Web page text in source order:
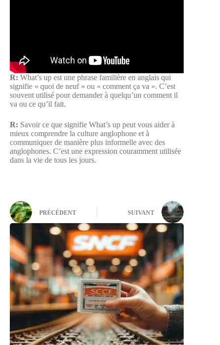
R: What’s up est une phrase familière en anglais qui
signifie « quoi de neuf » ou « comment ça va ». C’est
souvent utilisé pour demander à quelqu’un comment il
va ou ce qu’il fait.
R: Savoir ce que signifie What’s up peut vous aider à
mieux comprendre la culture anglophone et à
communiquer de manière plus informelle avec des
anglophones. C’est une expression couramment utilisée
dans la vie de tous les jours.
PRÉCÉDENT SUIVANT